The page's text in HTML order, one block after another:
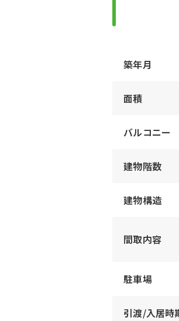
築年月
面積
バルコニー
建物階数
建物構造
間取内容
駐車場
引渡/入居時